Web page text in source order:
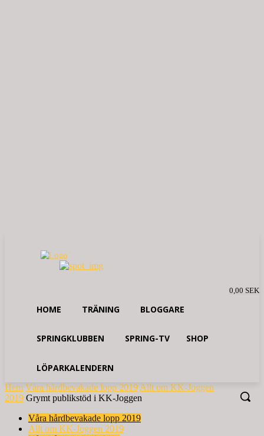
0,00 SEK
HOME TRÄNING BLOGGARE
SPRINGKLUBBEN SPRING-TV SHOP
LÖPARKALENDERN
Hem Våra hårdbevakade lopp 2019 Allt om KK-Joggen
2019 Grymt publikstöd i KK-Joggen
Våra hårdbevakade lopp 2019
Allt om KK-Joggen 2019